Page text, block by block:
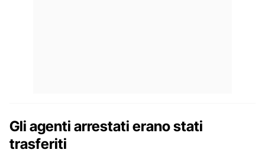
Gli agenti arrestati erano stati
trasferiti